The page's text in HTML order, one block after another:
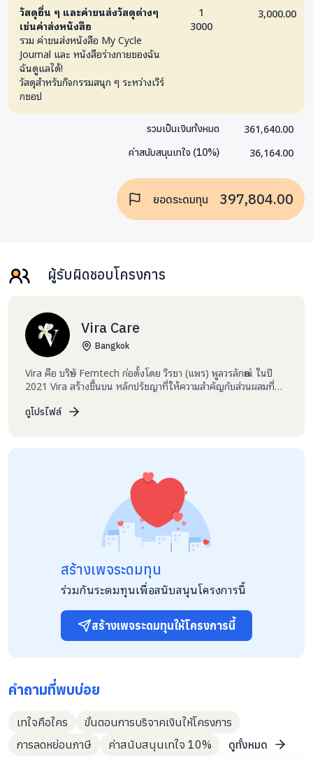
วัสดุอื่น ๆ และค่าขนส่งวัสดุต่างๆ
เช่นค่าส่งหนังสือ
รวม ค่าขนส่งหนังสือ My Cycle
Journal และ หนังสือร่างกายของฉัน
ฉันดูแลได้!
วัสดุสำหรับกิจกรรมสนุก ๆ ระหว่างเวิร์
กชอป
1
3000
3,000.00
รวมเป็นเงินทั้งหมด 361,640.00
ค่าสนับสนุนเทใจ (10%) 36,164.00
ยอดระดมทุน 397,804.00
ผู้รับผิดชอบโครงการ
Vira Care
Bangkok
Vira คือ บริษัท Femtech ก่อตั้งโดย วิรชา (แพร) พูลวรลักษณ์ ในปี
2021 Vira สร้างขึ้นบน หลักปรัชญาที่ให้ความสำคัญกับส่วนผสมที่
ตอน เราผสานภูมิปัญญาโบราณเข้ากับวิทยาศาสตร์ เพื่อพัฒนา
แพร วิรชา และ ซินดี้ สิรินยา บิชอป ร่วมก่อตั้งโครงการ Period
Power เพื่อสร้างความตระหนักเรื่องสุขอนามัยการมีประจำเดือน
สำหรับเด็กหญิงในประเทศไทย Period Power เกิดขึ้นจากความ
จำเป็นในการ ทำลายทัศนคติเชิงลบเกี่ยวกับประจำเดือน และสร้าง
พลังให้เด็กหญิงไทยสามารถควบคุมสุขภาพการเจริญพันธุ์ของตนเอง
ได้ ตลอดการทำงาน เราได้เห็น ความเข้มแข็ง ความอยากรู้ และความ
2023 เป็นต้นมา เราได้ให้ความรู้ด้านสุขอนามัยการมีประจำเดือนแก่
เด็กหญิงกว่า 3,000 คนจนถึงปัจจุบัน
ดูโปรไฟล์
สร้างเพจระดมทุน
ร่วมกันระดมทุนเพื่อสนับสนุนโครงการนี้
สร้างเพจระดมทุนให้โครงการนี้
คำถามที่พบบ่อย
เทใจคือใคร
ขั้นตอนการบริจาคเงินให้โครงการ
การลดหย่อนภาษี
ค่าสนับสนุนเทใจ 10% ดูทั้งหมด